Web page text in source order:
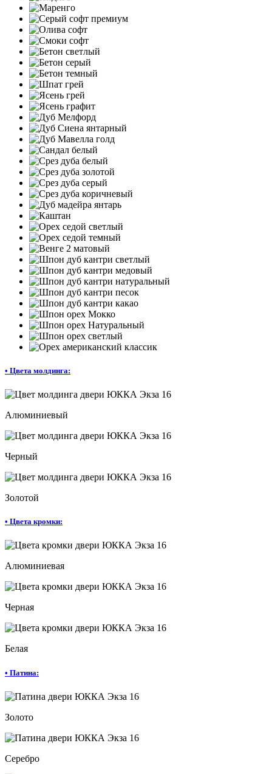
• Цвета молдинга:
Алюминиевый
Черный
Золотой
• Цвета кромки:
Алюминиевая
Черная
Белая
• Патина:
Золото
Серебро